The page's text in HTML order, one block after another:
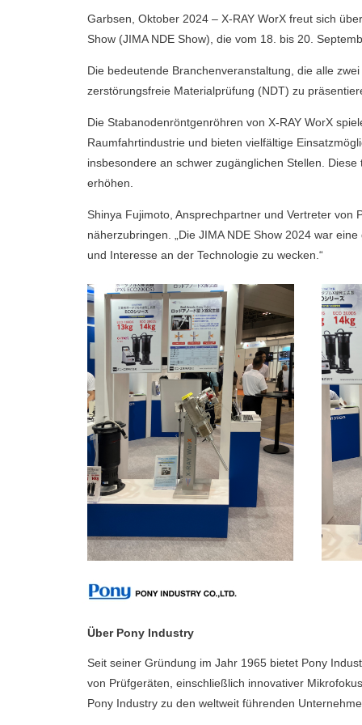
Garbsen, Oktober 2024 – X-RAY WorX freut sich
Show (JIMA NDE Show), die vom 18. bis 20.
Die bedeutende Branchenveranstaltung, die alle
zerstörungsfreie Materialprüfung (NDT) zu
Die Stabanodenröntgenröhren von X-RAY WorX
Raumfahrtindustrie und bieten vielfältige
insbesondere an schwer zugänglichen Stellen.
erhöhen.
Shinya Fujimoto, Ansprechpartner und Vertreter von
näherzubringen. „Die JIMA NDE Show 2024 war
und Interesse an der Technologie zu wecken.“
Über Pony Industry
Seit seiner Gründung im Jahr 1965 bietet Pony
von Prüfgeräten, einschließlich innovativer
Pony Industry zu den weltweit führenden